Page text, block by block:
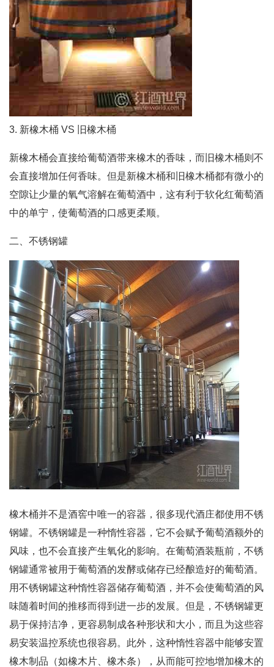
3. 新橡木桶 VS 旧橡木桶
新橡木桶会直接给葡萄酒带来橡木的香味，而旧橡木桶则不
会直接增加任何香味。但是新橡木桶和旧橡木桶都有微小的
空隙让少量的氧气溶解在葡萄酒中，这有利于软化红葡萄酒
中的单宁，使葡萄酒的口感更柔顺。
二、不锈钢罐
橡木桶并不是酒窖中唯一的容器，很多现代酒庄都使用不锈
钢罐。不锈钢罐是一种惰性容器，它不会赋予葡萄酒额外的
风味，也不会直接产生氧化的影响。在葡萄酒装瓶前，不锈
钢罐通常被用于葡萄酒的发酵或储存已经酿造好的葡萄酒。
用不锈钢罐这种惰性容器储存葡萄酒，并不会使葡萄酒的风
味随着时间的推移而得到进一步的发展。但是，不锈钢罐更
易于保持洁净，更容易制成各种形状和大小，而且为这些容
易安装温控系统也很容易。此外，这种惰性容器中能够安置
橡木制品（如橡木片、橡木条），从而能可控地增加橡木的